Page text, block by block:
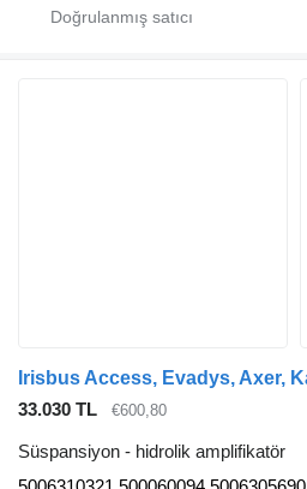
33.030 TL €600,80
Süspansiyon - hidrolik amplifikatör